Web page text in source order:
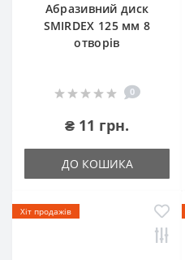
Абразивний диск
SMIRDEX 125 мм 8
отворів
0
₴ 11 грн.
ДО КОШИКА
Хіт продажів